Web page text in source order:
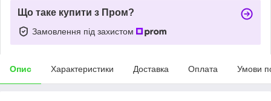
Що таке купити з Пром?
Замовлення під захистом
Опис Характеристики Доставка Оплата Умови